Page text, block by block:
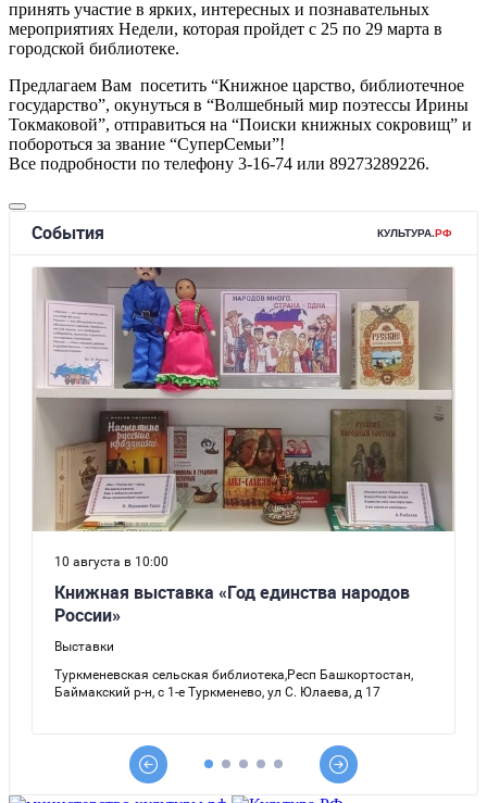
принять участие в ярких, интересных и познавательных
мероприятиях Недели, которая пройдет с 25 по 29 марта в
городской библиотеке.
Предлагаем Вам посетить “Книжное царство, библиотечное
государство”, окунуться в “Волшебный мир поэтессы Ирины
Токмаковой”, отправиться на “Поиски книжных сокровищ” и
побороться за звание “СуперСемьи”!
Все подробности по телефону 3-16-74 или 89273289226.